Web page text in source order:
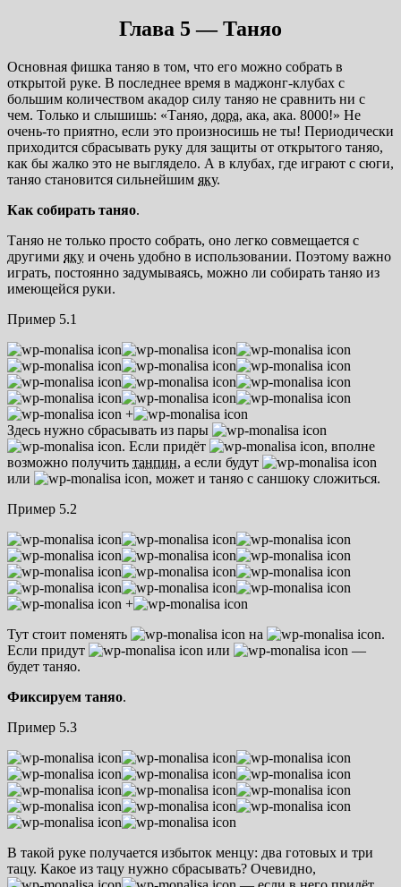
Глава 5 — Таняо
Основная фишка таняо в том, что его можно собрать в
открытой руке. В последнее время в маджонг-клубах с
большим количеством акадор силу таняо не сравнить ни с
чем. Только и слышишь: «Таняо, дора, ака, ака. 8000!» Не
очень-то приятно, если это произносишь не ты! Периодически
приходится сбрасывать руку для защиты от открытого таняо,
как бы жалко это не выглядело. А в клубах, где играют с сюги,
таняо становится сильнейшим яку.
Как собирать таняо.
Таняо не только просто собрать, оно легко совмещается с
другими яку и очень удобно в использовании. Поэтому важно
играть, постоянно задумываясь, можно ли собирать таняо из
имеющейся руки.
Пример 5.1
+
Здесь нужно сбрасывать из пары
. Если придёт
, вполне
возможно получить танпин, а если будут
или
, может и таняо с саншоку сложиться.
Пример 5.2
+
Тут стоит поменять
на
.
Если придут
или
—
будет таняо.
Фиксируем таняо.
Пример 5.3
В такой руке получается избыток менцу: два готовых и три
тацу. Какое из тацу нужно сбрасывать? Очевидно,